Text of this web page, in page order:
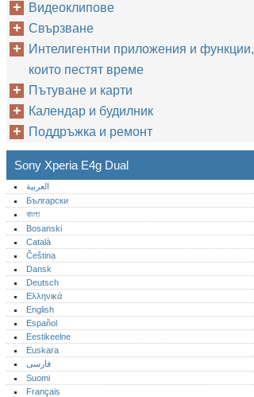
Видеоклипове
Свързване
Интелигентни приложения и функции,
които пестят време
Пътуване и карти
Календар и будилник
Поддръжка и ремонт
Sony Xperia E4g Dual
العربية
Български
বাংলা
Bosanski
Català
Čeština
Dansk
Deutsch
Ελληνικά
English
Español
Eestikeelne
Euskara
فارسی
Suomi
Français